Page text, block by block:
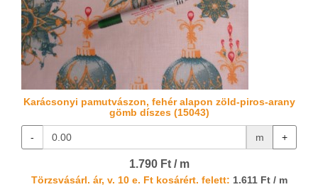
Karácsonyi pamutvászon, fehér alapon zöld-piros-arany
gömb díszes (15043)
- m +
1.790 Ft / m
Törzsvásárl. ár, v. 10 e. Ft kosárért. felett: 1.611 Ft / m